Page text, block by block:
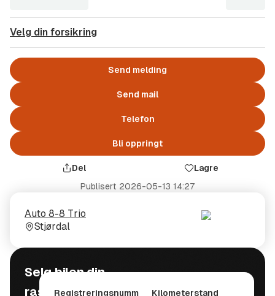
Velg din forsikring
Send melding
Send mail
Telefon
Bli oppringt
Del
Lagre
Publisert 2026-05-13 14:27
Selger
Auto 8-8 Trio
Selgerens
plass
Stjørdal
Selg bilen din
raskt, trygt og
Registreringsnumm
Kilometerstand